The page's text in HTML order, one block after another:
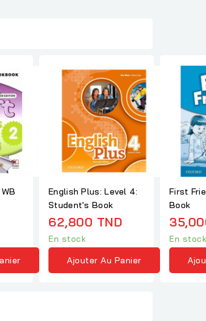
English Plus: Level 4:
Student's Book
62,800 TND
En stock
Ajouter Au Panier
First
Book
En stock